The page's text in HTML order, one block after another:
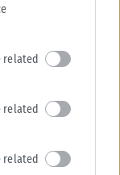
related
related
related
το επίκεντρο
γονέα ή μια
σπιτιού θα
μια
κάνετε μια
πια,